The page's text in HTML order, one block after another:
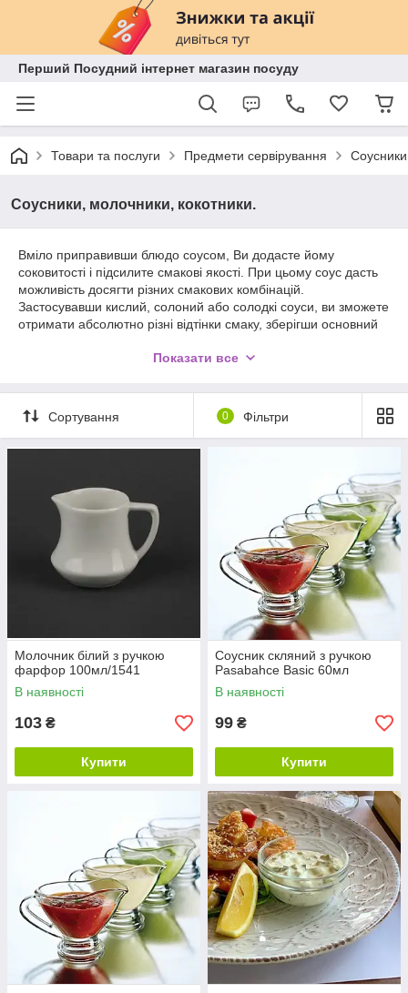
Перший Посудний інтернет магазин посуду
Товари та послуги Предмети сервірування
Соусники, молочники, кокотники.
Вміло приправивши блюдо соусом, Ви додасте йому
соковитості і підсилите смакові якості. При цьому соус дасть
можливість досягти різних смакових комбінацій.
Застосувавши кислий, солоний або солодкі соуси, ви зможете
отримати абсолютно різні відтінки смаку, зберігши основний
смачне блюдо, але і красиво його піднести. Спеціально для
сервіровки, як соусники, молочники, менажниці та інше.
Показати все
Сортування 0 Фільтри
Молочник білий з ручкою
фарфор 100мл/1541
В наявності
103 ₴
Купити
Соусник скляний з ручкою
Pasabahce Basic 60мл
В наявності
99 ₴
Купити